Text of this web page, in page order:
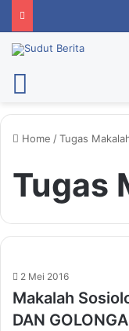
Home /Tugas
Tugas
2 Mei 2016
Makalah
DAN